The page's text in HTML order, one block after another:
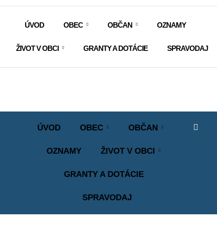
ÚVOD OBEC OBČAN OZNAMY
ŽIVOT V OBCI GRANTY A DOTÁCIE SPRAVODAJ
ÚVOD OBEC OBČAN
OZNAMY ŽIVOT V OBCI
GRANTY A DOTÁCIE
SPRAVODAJ